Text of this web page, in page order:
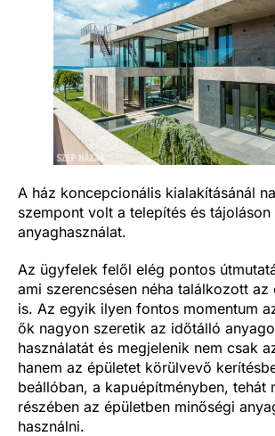
A ház koncepcionális kialakításánál
szempont volt a telepítés és tájoláson
anyaghasználat.
Az ügyfelek felől elég pontos
ami szerencsésen néha találkozott az
is. Az egyik ilyen fontos momentum
ők nagyon szeretik az időtálló
használatát és megjelenik nem csak
hanem az épületet körülvevő
beállóban, a kapuépítményben, tehát
részében az épületben minőségi
használni.